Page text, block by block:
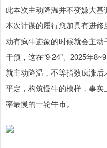
此本次主动降温并不变嫌大
本次计谋的履行愈加具有进
动有疯牛迹象的时候就会主
干预，这在“9·24”、2025年
就主动降温，不等指数疯涨
平定，构筑慢牛的模样，事
率最慢的一轮牛市。